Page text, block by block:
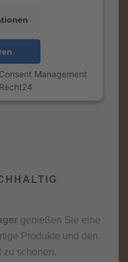
Management
genießen Sie eine
Produkte und den
zu schonen.